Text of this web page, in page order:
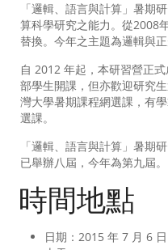
「邏輯、語言與計算」暑期
算科學研究之能力。從2008
替換。今年之主題為邏輯與正
自 2012 年起，本研習營正
部學生開課，但亦歡迎研究
灣大學暑期課程網選課，有
選課。
「邏輯、語言與計算」暑期
已舉辦八屆，今年為第九屆。
時間地點
日期：2015 年 7 月 6